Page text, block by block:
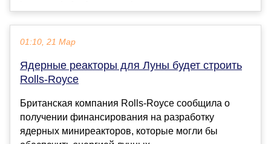
01:10, 21 Мар
Ядерные реакторы для Луны будет строить
Rolls-Royce
Британская компания Rolls-Royce сообщила о
получении финансирования на разработку
ядерных миниреакторов, которые могли бы